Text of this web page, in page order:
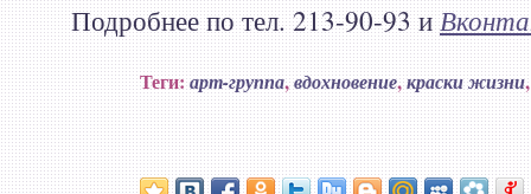
Подробнее по тел. 213-90-93 и
Теги:арт-группа,вдохновение,краски жизни